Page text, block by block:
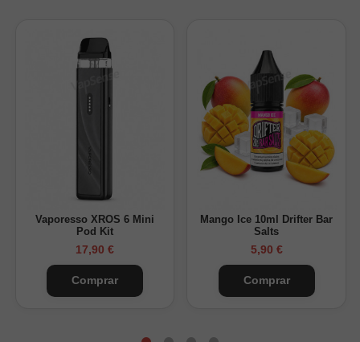
Vaporesso XROS 6 Mini
Pod Kit
17,90 €
Comprar
Mango Ice 10ml Drifter Bar
Salts
5,90 €
Comprar